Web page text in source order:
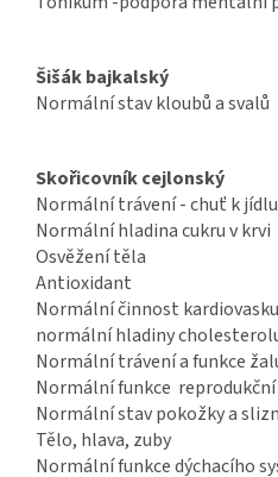
Šišák bajkalský
Normální stav kloubů a svalů
Skořicovník cejlonský
Normální trávení - chuť k jídlu
Normální hladina cukru v krvi
Osvěžení těla
Antioxidant
Normální činnost
normální hladiny
Normální trávení a funkce
Normální funkce reprodukční
Normální stav pokožky a
Tělo, hlava, zuby
Normální funkce dýchacího